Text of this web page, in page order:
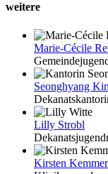
weitere
Marie-Cécile
Seonghyang
Lilly Strobl
Kirsten